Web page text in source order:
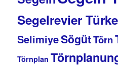
Segelrevier
SelimiyeSögütTörn
Törnplan